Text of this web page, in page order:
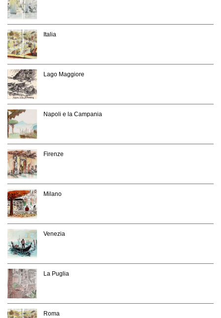
Italia
Lago Maggiore
Napoli e la Campania
Firenze
Milano
Venezia
La Puglia
Roma